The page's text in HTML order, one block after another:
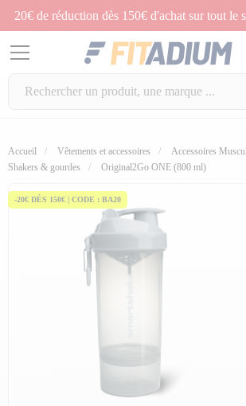
20€ de réduction dès 150€ d'achat sur tout le
Accueil Vêtements et accessoires
Accessoires
Shakers & gourdes
Original2Go ONE (800 ml)
-20€ DÈS 150€ | CODE : BA20